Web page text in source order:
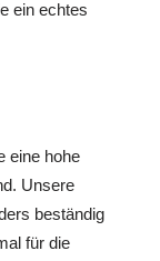
ein echtes
eine hohe
Unsere
beständig
für die